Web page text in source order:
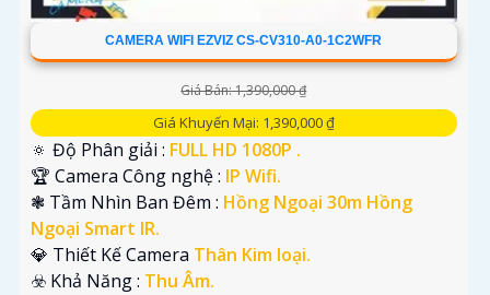
CAMERA WIFI EZVIZ CS-CV310-A0-1C2WFR
Giá Bán: 1,390,000 ₫
Giá Khuyến Mại: 1,390,000 ₫
🔅 Độ Phân giải : FULL HD 1080P .
🏆 Camera Công nghệ : IP Wifi.
❃ Tầm Nhìn Ban Đêm : Hồng Ngoại 30m Hồng
Ngoại Smart IR.
💎 Thiết Kế Camera Thân Kim loại.
️☣️ Khả Năng : Thu Âm.